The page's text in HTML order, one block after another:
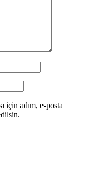
için adım, e-posta